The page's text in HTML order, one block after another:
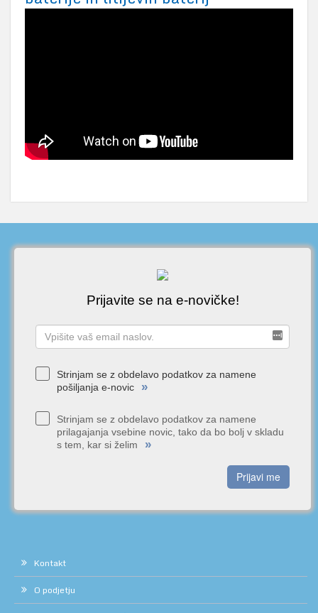
Prijavite se na e-novičke!
Strinjam se z obdelavo podatkov za namene
pošiljanja e-novic
»
Strinjam se z obdelavo podatkov za namene
prilagajanja vsebine novic, tako da bo bolj v skladu
s tem, kar si želim
»
Prijavi me
Kontakt
O podjetju